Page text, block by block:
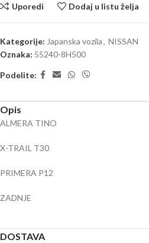
Uporedi Dodaj u listu želja
Kategorije: Japanska vozila, NISSAN
Oznaka: 55240-8H500
Podelite:
Opis
ALMERA TINO
X-TRAIL T30
PRIMERA P12
ZADNJE
DOSTAVA